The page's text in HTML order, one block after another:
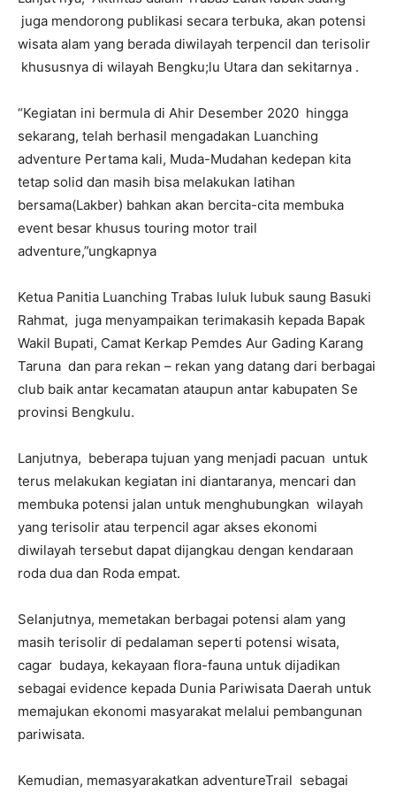
juga mendorong publikasi secara terbuka, akan potensi
wisata alam yang berada diwilayah terpencil dan terisolir
khususnya di wilayah Bengku;lu Utara dan sekitarnya .
“Kegiatan ini bermula di Ahir Desember 2020 hingga
sekarang, telah berhasil mengadakan Luanching
adventure Pertama kali, Muda-Mudahan kedepan kita
tetap solid dan masih bisa melakukan latihan
bersama(Lakber) bahkan akan bercita-cita membuka
event besar khusus touring motor trail
adventure,”ungkapnya
Ketua Panitia Luanching Trabas luluk lubuk saung Basuki
Rahmat, juga menyampaikan terimakasih kepada Bapak
Wakil Bupati, Camat Kerkap Pemdes Aur Gading Karang
Taruna dan para rekan – rekan yang datang dari berbagai
club baik antar kecamatan ataupun antar kabupaten Se
provinsi Bengkulu.
Lanjutnya, beberapa tujuan yang menjadi pacuan untuk
terus melakukan kegiatan ini diantaranya, mencari dan
membuka potensi jalan untuk menghubungkan wilayah
yang terisolir atau terpencil agar akses ekonomi
diwilayah tersebut dapat dijangkau dengan kendaraan
roda dua dan Roda empat.
Selanjutnya, memetakan berbagai potensi alam yang
masih terisolir di pedalaman seperti potensi wisata,
cagar budaya, kekayaan flora-fauna untuk dijadikan
sebagai evidence kepada Dunia Pariwisata Daerah untuk
memajukan ekonomi masyarakat melalui pembangunan
pariwisata.
Kemudian, memasyarakatkan adventureTrail sebagai